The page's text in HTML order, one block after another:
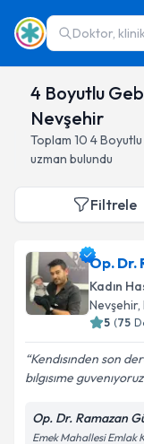
Doktor,
4 Boyutlu
Nevşehir
Toplam 10 4
uzman bulundu
Filtrele
Op. Dr.
Kadın
Nevşehir,
5 (75
Kendısınden son
bılgısıme guvenıyoruz
Op. Dr. Ramazan
Emek Mahallesi Emlak